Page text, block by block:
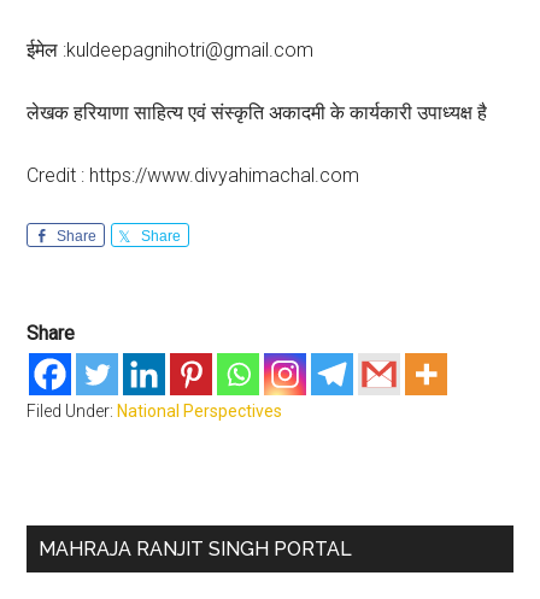
ईमेल :kuldeepagnihotri@gmail.com
लेखक हरियाणा साहित्य एवं संस्कृति अकादमी के कार्यकारी उपाध्यक्ष है
Credit : https://www.divyahimachal.com
Share Share
Share
Filed Under: National Perspectives
Primary
MAHRAJA RANJIT SINGH PORTAL